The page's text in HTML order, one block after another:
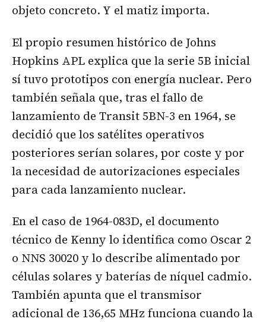
objeto concreto. Y el matiz importa.
El propio resumen histórico de Johns
Hopkins APL explica que la serie 5B inicial
sí tuvo prototipos con energía nuclear. Pero
también señala que, tras el fallo de
lanzamiento de Transit 5BN-3 en 1964, se
decidió que los satélites operativos
posteriores serían solares, por coste y por
la necesidad de autorizaciones especiales
para cada lanzamiento nuclear.
En el caso de 1964-083D, el documento
técnico de Kenny lo identifica como Oscar 2
o NNS 30020 y lo describe alimentado por
células solares y baterías de níquel cadmio.
También apunta que el transmisor
adicional de 136,65 MHz funciona cuando la